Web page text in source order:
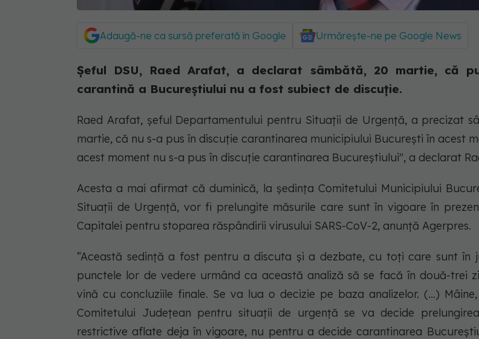
Adaugă-ne ca sursă preferată în Google Urmărește-ne pe Google News
Șeful DSU, Raed Arafat, a declarat sâmbătă, 20 martie, că
carantină a Bucureștiului nu a fost subiect de discuție.
Raed Arafat, șeful Departamentului pentru Situaţii de Urgenţă, a precizat
martie, că nu s-a pus în discuţie carantinarea municipiului Bucureşti în acest
acest moment nu s-a pus în discuţie carantinarea Bucureştiului", a declarat
Acesta a mai afirmat că duminică, la şedinţa Comitetului Municipiului
Situaţii de Urgenţă, vor fi prelungite măsurile care sunt în vigoare în
Capitalei pentru stoparea răspândirii virusului SARS-CoV-2, anunță Agerpres.
”Această sedinţă a fost pentru a discuta şi a dezbate, cu toţi care sunt în
punctele lor de vedere urmând ca această analiză să se facă în două-trei
vină cu concluziile finale. Se va lua o decizie pe baza analizelor. (...)
Comitetului Județean pentru situații de urgență se va decide
restrictive aflate deja în vigoare, nu pentru a decide carantinarea